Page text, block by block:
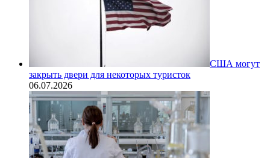
США могут
закрыть двери для некоторых туристок
06.07.2026